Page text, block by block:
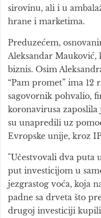
sirovinu, ali i u
hrane i marketima.
Preduzećem,
Aleksandar
biznis. Osim
“Pam promet” ima 12
sagovornik pohvalio,
koronavirusa zaposlila
su unapredili uz
Evropske unije, kroz
"Učestvovali dva puta
put investicijom u
jezgrastog voća, koja
padne sa drveta što
drugoj investiciji kupili